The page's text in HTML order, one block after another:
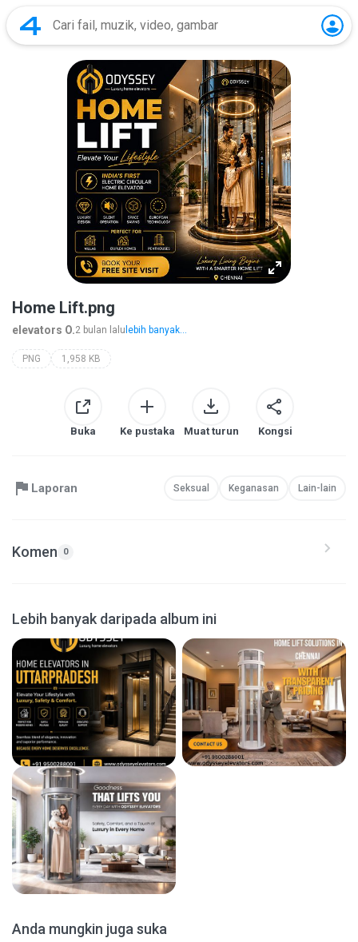
Home Lift.png
elevators O.2 bulan lalu lebih banyak...
PNG 1,958 KB
Buka Ke pustaka Muat turun Kongsi
Laporan Seksual Keganasan Lain-lain
Komen 0
Lebih banyak daripada album ini
Anda mungkin juga suka